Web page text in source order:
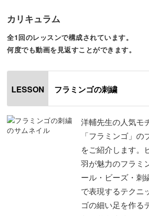
レッスンの最後にはブローチに仕立てる
ますので、刺繍が完成したらチャレンジ
う！
ファッションのポイントにするととて
♪
お気に入りのお洋服やバッグにつけて、
ンゴと一緒にお出かけを楽しんでくだ
さらに、スパンコール・ビーズ・刺繍
り、チャームに仕立てたりと、アレン
カリキュラム
全1回のレッスンで構成されています。
何度でも動画を見返すことができます。
LESSON フラミンゴの刺繍
洋輔先生の人気モ
「フラミンゴ」
をご紹介します。
羽が魅力のフラミ
ール・ビーズ・刺
で表現するテクニ
ゴの細い足を作る